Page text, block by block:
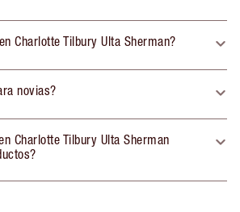
Charlotte Tilbury Ulta Sherman?
novias?
Charlotte Tilbury Ulta Sherman